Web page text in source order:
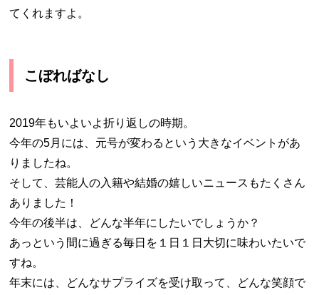
てくれますよ。
こぼればなし
2019年もいよいよ折り返しの時期。
今年の5月には、元号が変わるという大きなイベントがあ
りましたね。
そして、芸能人の入籍や結婚の嬉しいニュースもたくさん
ありました！
今年の後半は、どんな半年にしたいでしょうか？
あっという間に過ぎる毎日を１日１日大切に味わいたいで
すね。
年末には、どんなサプライズを受け取って、どんな笑顔で